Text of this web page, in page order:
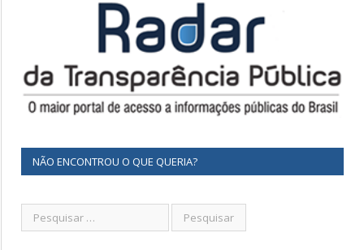
NÃO ENCONTROU O QUE QUERIA?